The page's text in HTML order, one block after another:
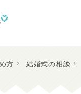
方
結婚式の相談